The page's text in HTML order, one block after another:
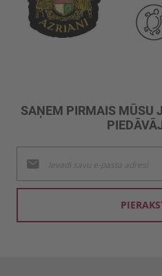
SAŅEM PIRMAIS MŪSU
jaunumu
saņemšanai: